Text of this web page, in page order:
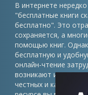
В интернете
"бесплатные книги
бесплатно". Это
сохраняется, а
помощью книг.
бесплатную и
онлайн-чтение
возникают иные
честных и